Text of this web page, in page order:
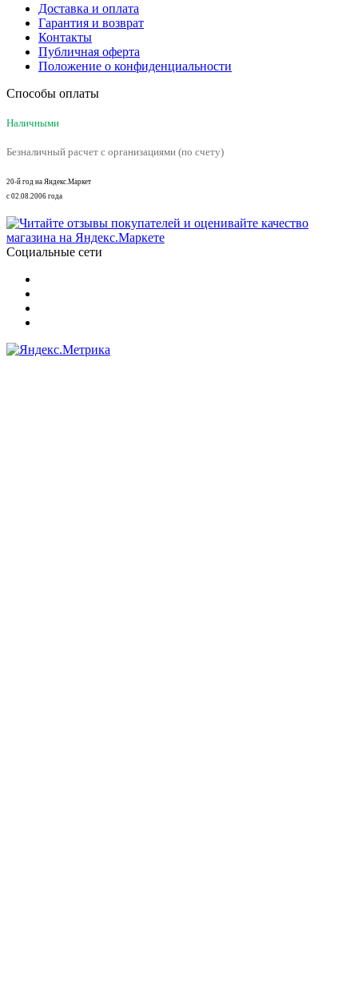
Доставка и оплата
Гарантия и возврат
Контакты
Публичная оферта
Положение о конфиденциальности
Способы оплаты
Наличными
Безналичный расчет с организациями (по счету)
20-й год на Яндекс.Маркет
с 02.08.2006 года
Социальные сети